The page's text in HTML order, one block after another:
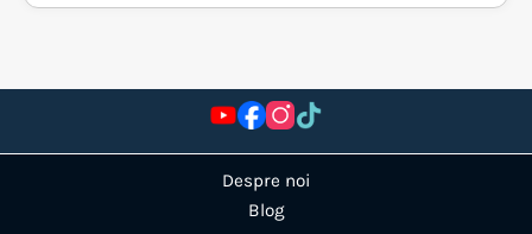
Despre noi
Blog